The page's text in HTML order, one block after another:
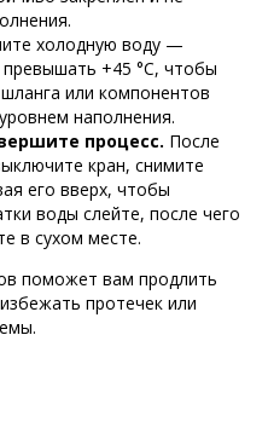
холодную воду —
+45 °C, чтобы
или компонентов
наполнения.
процесс. После
кран, снимите
его вверх, чтобы
воды слейте, после чего
в сухом месте.
поможет вам продлить
протечек или